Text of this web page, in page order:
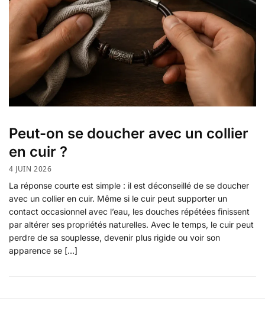
Peut-on se doucher avec un collier
en cuir ?
4 JUIN 2026
La réponse courte est simple : il est déconseillé de se doucher
avec un collier en cuir. Même si le cuir peut supporter un
contact occasionnel avec l’eau, les douches répétées finissent
par altérer ses propriétés naturelles. Avec le temps, le cuir peut
perdre de sa souplesse, devenir plus rigide ou voir son
apparence se […]